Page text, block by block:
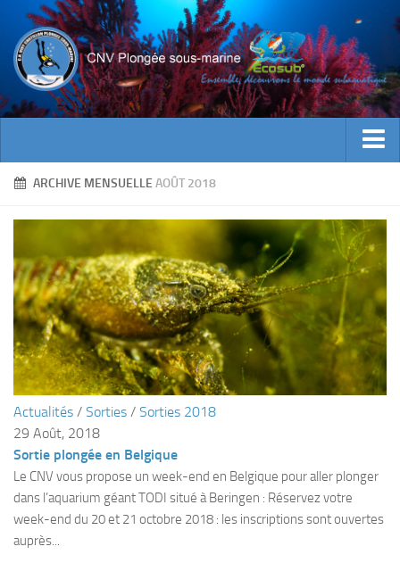
ACTUALITES
INFOS CNV
Bienvenue
Contacts
Documents utiles
Encadrement
Historique
ECOLE DE PLONGEE
Formations
Jeune plongeur
ARCHIVE MENSUELLEAOÛT 2018
Actualités / Sorties / Sorties 2018
29 Août, 2018
Sortie plongée en Belgique
Le CNV vous propose un week-end en Belgique pour aller plonger
dans l’aquarium géant TODI situé à Beringen : Réservez votre
week-end du 20 et 21 octobre 2018 : les inscriptions sont ouvertes
auprès...